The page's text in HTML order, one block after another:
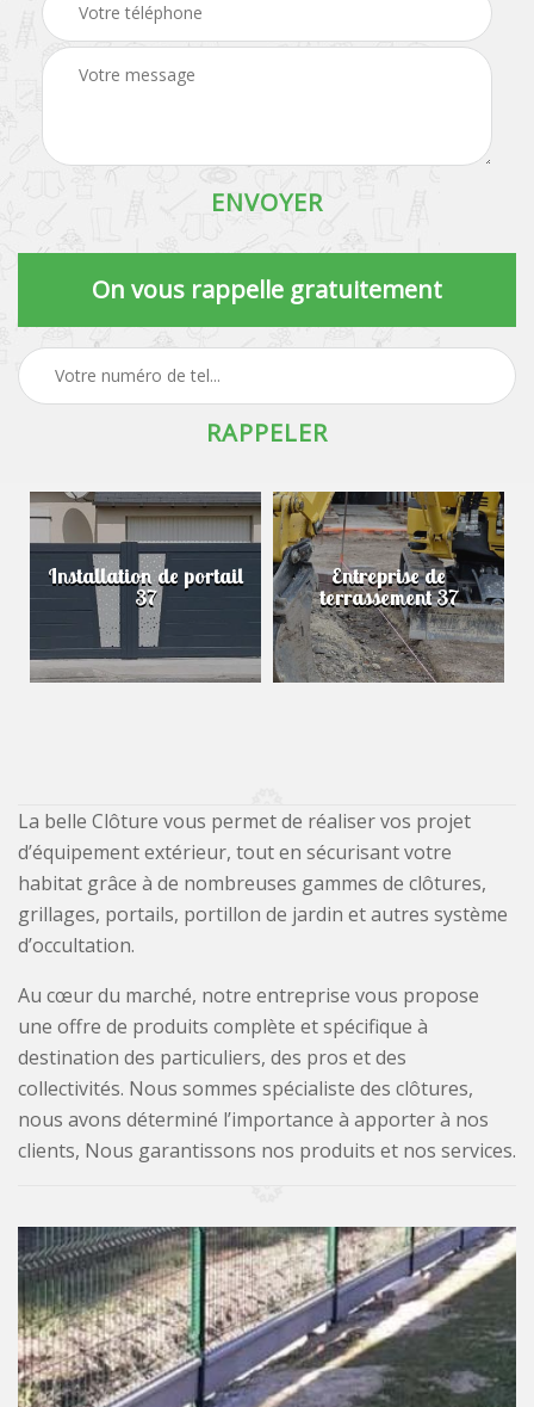
On vous rappelle gratuitement
Installation de portail
37
Entreprise de
terrassement 37
La belle Clôture vous permet de réaliser vos projet
d’équipement extérieur, tout en sécurisant votre
habitat grâce à de nombreuses gammes de clôtures,
grillages, portails, portillon de jardin et autres système
d’occultation.
Au cœur du marché, notre entreprise vous propose
une offre de produits complète et spécifique à
destination des particuliers, des pros et des
collectivités. Nous sommes spécialiste des clôtures,
nous avons déterminé l’importance à apporter à nos
clients, Nous garantissons nos produits et nos services.